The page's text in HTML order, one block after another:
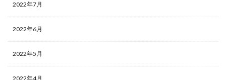
2022年7月
2022年6月
2022年5月
2022年4月